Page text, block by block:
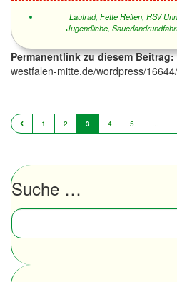
Laufrad, Fette Reifen, RSV
Jugendliche,
Permanentlink zu diesem Beitrag:
westfalen-mitte.de/wordpress/16644/
1 2 3 4 5 …
Suche …